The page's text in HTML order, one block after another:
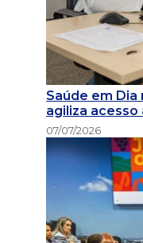
Saúde em
agiliza acesso
07/07/2026